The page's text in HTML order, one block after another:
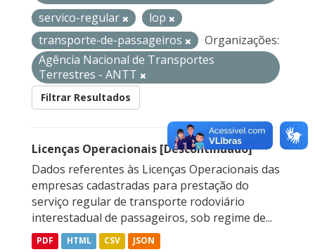
servico-regular
lop
transporte-de-passageiros
Organizações:
Agência Nacional de Transportes
Terrestres - ANTT
Filtrar Resultados
Licenças Operacionais [Descontinuado]
Dados referentes às Licenças Operacionais das
empresas cadastradas para prestação do
serviço regular de transporte rodoviário
interestadual de passageiros, sob regime de...
PDF HTML CSV JSON